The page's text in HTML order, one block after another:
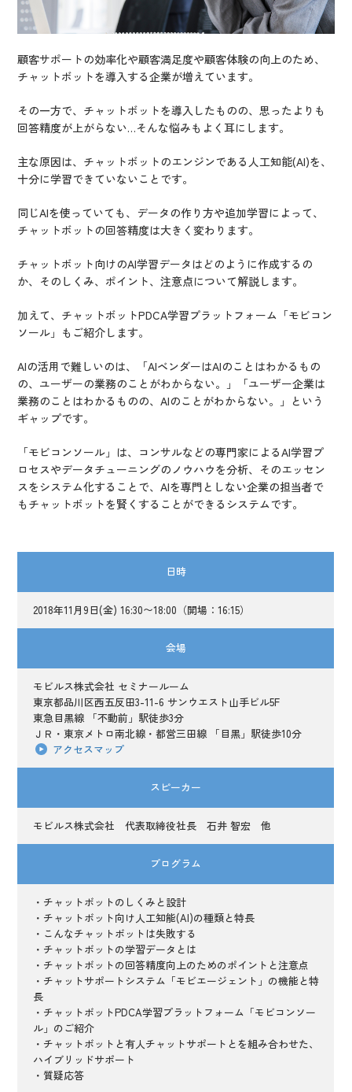
顧客サポートの効率化や顧客満足度や顧客体験の向上のため、
チャットボットを導入する企業が増えています。
その一方で、チャットボットを導入したものの、思ったよりも
回答精度が上がらない…そんな悩みもよく耳にします。
主な原因は、チャットボットのエンジンである人工知能(AI)を、
十分に学習できていないことです。
同じAIを使っていても、データの作り方や追加学習によって、
チャットボットの回答精度は大きく変わります。
チャットボット向けのAI学習データはどのように作成するの
か、そのしくみ、ポイント、注意点について解説します。
加えて、チャットボットPDCA学習プラットフォーム「モビコン
ソール」もご紹介します。
AIの活用で難しいのは、「AIベンダーはAIのことはわかるもの
の、ユーザーの業務のことがわからない。」「ユーザー企業は
業務のことはわかるものの、AIのことがわからない。」という
ギャップです。
「モビコンソール」は、コンサルなどの専門家によるAI学習プ
ロセスやデータチューニングのノウハウを分析、そのエッセン
スをシステム化することで、AIを専門としない企業の担当者で
もチャットボットを賢くすることができるシステムです。
日時
2018年11月9日(金) 16:30〜18:00（開場：16:15）
会場
モビルス株式会社 セミナールーム
東京都品川区西五反田3-11-6 サンウエスト山手ビル5F
東急目黒線 「不動前」駅徒歩3分
ＪＲ・東京メトロ南北線・都営三田線 「目黒」駅徒歩10分
アクセスマップ
スピーカー
モビルス株式会社 代表取締役社長 石井 智宏 他
プログラム
・チャットボットのしくみと設計
・チャットボット向け人工知能(AI)の種類と特長
・こんなチャットボットは失敗する
・チャットボットの学習データとは
・チャットボットの回答精度向上のためのポイントと注意点
・チャットサポートシステム「モビエージェント」の機能と特
長
・チャットボットPDCA学習プラットフォーム「モビコンソー
ル」のご紹介
・チャットボットと有人チャットサポートとを組み合わせた、
ハイブリッドサポート
・質疑応答